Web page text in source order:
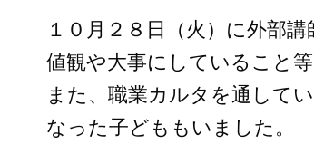
１０月２８日（火）に外部
値観や大事にしていること
また、職業カルタを通して
なった子どももいました。